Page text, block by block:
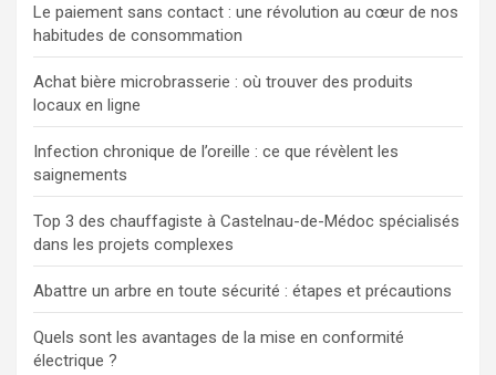
Le paiement sans contact : une révolution au cœur de nos
habitudes de consommation
Achat bière microbrasserie : où trouver des produits
locaux en ligne
Infection chronique de l’oreille : ce que révèlent les
saignements
Top 3 des chauffagiste à Castelnau-de-Médoc spécialisés
dans les projets complexes
Abattre un arbre en toute sécurité : étapes et précautions
Quels sont les avantages de la mise en conformité
électrique ?